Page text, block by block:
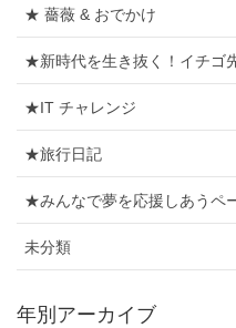
★ 薔薇 & おでかけ
★新時代を生き抜く！イチゴ
★IT チャレンジ
★旅行日記
★みんなで夢を応援しあうペ
未分類
年別アーカイブ